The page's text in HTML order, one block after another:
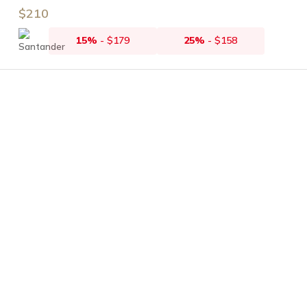
$210
15% - $179 25% -$158